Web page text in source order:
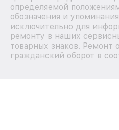
определяемой
обозначения и
исключительно для
ремонту в наших
товарных знаков. Ремонт
гражданский оборот в